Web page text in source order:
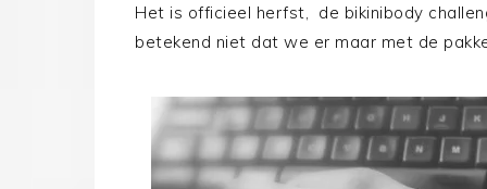
Het is officieel herfst, de bikinibody
betekend niet dat we er maar met de